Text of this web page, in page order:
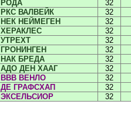
РОДА
32
РКС ВАЛВЕЙК
32
НЕК НЕЙМЕГЕН
32
ХЕРАКЛЕС
32
УТРЕХТ
32
ГРОНИНГЕН
32
НАК БРЕДА
32
АДО ДЕН ХААГ
32
ВВВ ВЕНЛО
32
ДЕ ГРАФСХАП
32
ЭКСЕЛЬСИОР 32